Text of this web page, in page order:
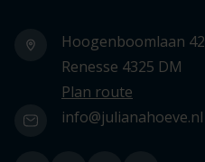
Hoogenboomlaan 42
Renesse 4325 DM
Plan route
info@julianahoeve.nl